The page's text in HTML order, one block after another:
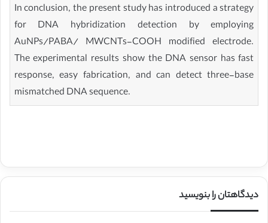
In conclusion, the present study has introduced a strategy
for DNA hybridization detection by employing
AuNPs/PABA/ MWCNTs-COOH modified electrode.
The experimental results show the DNA sensor has fast
response, easy fabrication, and can detect three-base
mismatched DNA sequence.
دیدگاهتان را بنویسید